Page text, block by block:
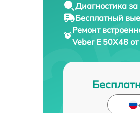
Диагностика за
Бесплатный
Ремонт
Veber E 50X48